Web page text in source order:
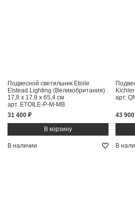
Подвесной светильник Etoile
Elstead Lighting (Великобритания)
17,8 x 17,8 x 65,4 см
арт. ETOILE-P-M-MB
31 400 ₽
арт.
43
В наличии В